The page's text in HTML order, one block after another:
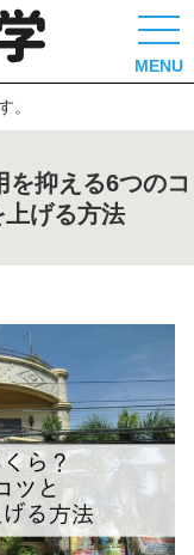
MENU
。
を抑える6つのコ
げる方法